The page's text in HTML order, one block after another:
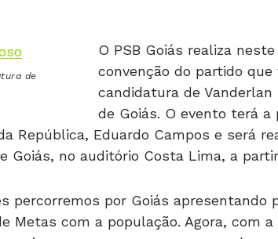
de
O PSB Goiás realiza
convenção do partido que
candidatura de Vanderlan
de Goiás. O evento terá
República, Eduardo Campos e será
Goiás, no auditório Costa Lima, a
percorremos por Goiás apresentando
Metas com a população. Agora, com a